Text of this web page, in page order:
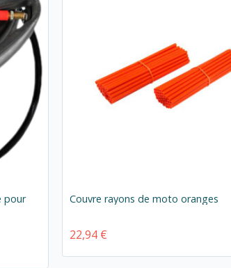
pour
Couvre rayons de moto oranges
22,94 €